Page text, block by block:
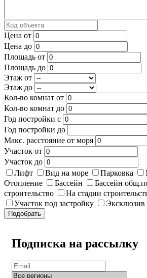
Цена от
Цена до
Площадь от
Площадь до
Этаж от
Этаж до
Кол-во комнат от
Кол-во комнат до
Год постройки с
Год постройки до
Макс. расстояние от моря
Участок от
Участок до
Лифт
Вид на море Парковка
Отопление
Бассейн Бассейн
строительство
На стадии
Участок под застройку
Эксклюзив
Подобрать
Подписка на рассылку